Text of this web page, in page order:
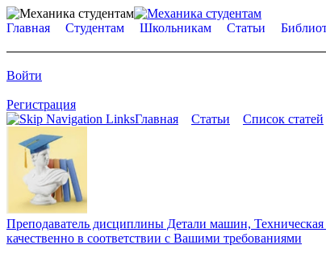
Главная Студентам Школьникам Статьи
Войти
Регистрация
Главная
Статьи Список статей
Преподаватель дисциплины Детали машин,
качественно в соответствии с Вашими требованиями